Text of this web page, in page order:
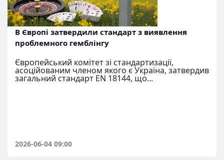
В Європі затвердили стандарт з виявлення
проблемного гемблінгу
Європейський комітет зі стандартизації,
асоційованим членом якого є Україна, затвердив
загальний стандарт EN 18144, що...
2026-06-04 09:00